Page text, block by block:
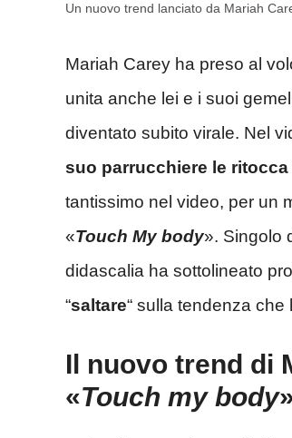
Un nuovo trend lanciato da Mariah
Mariah Carey ha preso al
unita anche lei e i suoi
diventato subito virale. Nel
suo parrucchiere le
tantissimo nel video, per un
«Touch My body». Singolo
didascalia ha sottolineato
“saltare“ sulla tendenza che
Il nuovo trend di
«Touch my body